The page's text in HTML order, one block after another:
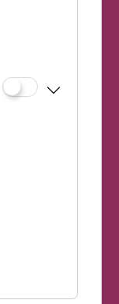
los!
die